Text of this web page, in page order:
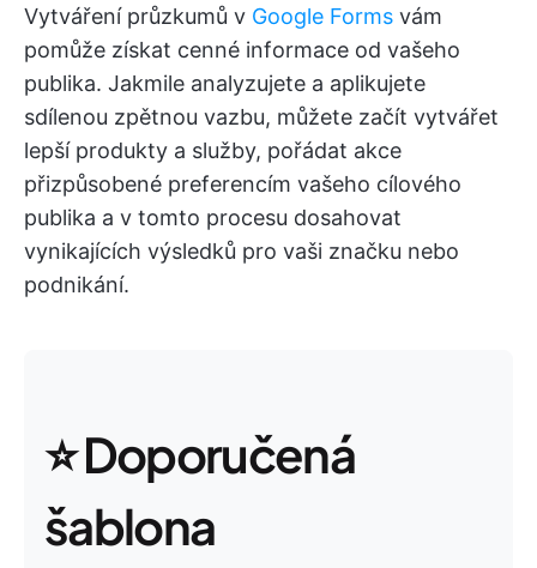
Vytváření průzkumů v Google Forms vám
pomůže získat cenné informace od vašeho
publika. Jakmile analyzujete a aplikujete
sdílenou zpětnou vazbu, můžete začít vytvářet
lepší produkty a služby, pořádat akce
přizpůsobené preferencím vašeho cílového
publika a v tomto procesu dosahovat
vynikajících výsledků pro vaši značku nebo
podnikání.
⭐ Doporučená
šablona